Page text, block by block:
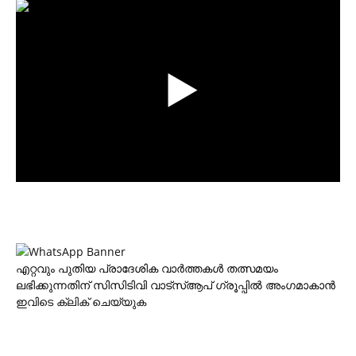
എറ്റവും പുതിയ പ്രാദേശിക വാര്‍ത്തകള്‍ തത്സമയം
ലഭിക്കുന്നതിന് സിസിടിവി വാട്‌സ്ആപ് ഗ്രൂപ്പില്‍ അംഗമാകാന്‍
ഇവിടെ ക്ലിക് ചെയ്യുക